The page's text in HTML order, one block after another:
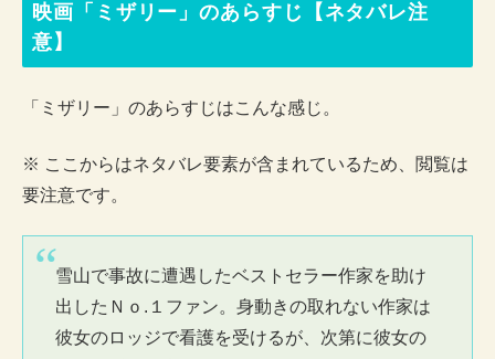
映画「ミザリー」のあらすじ【ネタバレ注
意】
「ミザリー」のあらすじはこんな感じ。
※ ここからはネタバレ要素が含まれているため、閲覧は
要注意です。
雪山で事故に遭遇したベストセラー作家を助け
出したＮｏ.１ファン。身動きの取れない作家は
彼女のロッジで看護を受けるが、次第に彼女の